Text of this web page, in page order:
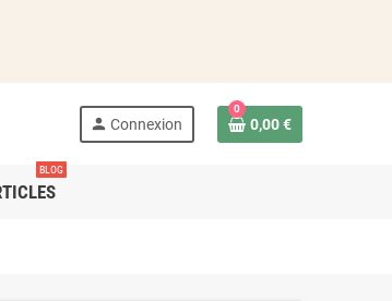
person Connexion
0
0,00 €
BLOG